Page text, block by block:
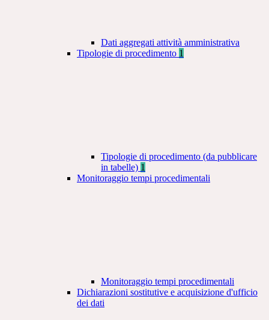
Dati aggregati attività amministrativa
Tipologie di procedimento 1
Tipologie di procedimento (da pubblicare
in tabelle) 1
Monitoraggio tempi procedimentali
Monitoraggio tempi procedimentali
Dichiarazioni sostitutive e acquisizione d'ufficio
dei dati